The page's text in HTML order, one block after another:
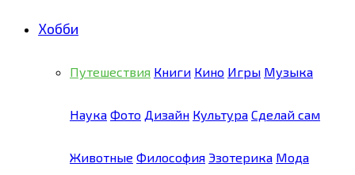
Хобби
Путешествия Книги Кино Игры Музыка
Наука Фото Дизайн Культура Сделай сам
Животные Философия Эзотерика Мода